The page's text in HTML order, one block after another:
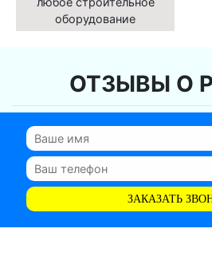
оборудование
ОТЗЫВЫ О
ЗАКАЗАТЬ